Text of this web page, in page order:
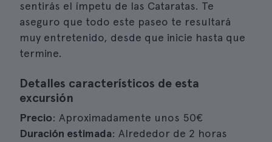
sentirás el ímpetu de las Cataratas. Te
aseguro que todo este paseo te resultará
muy entretenido, desde que inicie hasta que
termine.
Detalles característicos de esta
excursión
Precio: Aproximadamente unos 50€
Duración estimada: Alrededor de 2 horas